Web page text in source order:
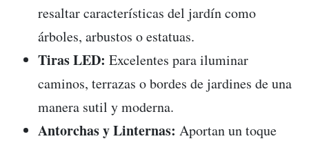
resaltar características del jardín como
árboles, arbustos o estatuas.
Tiras LED: Excelentes para iluminar
caminos, terrazas o bordes de jardines de una
manera sutil y moderna.
Antorchas y Linternas: Aportan un toque